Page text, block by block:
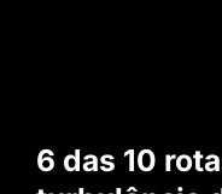
6 das 10